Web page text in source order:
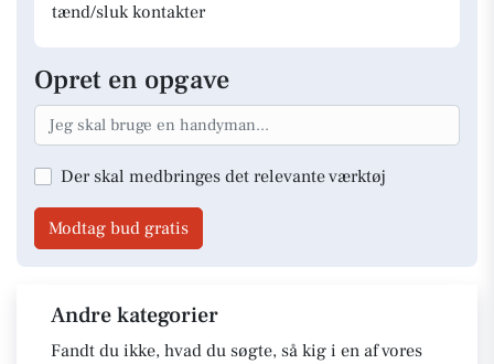
tænd/sluk kontakter
Opret en opgave
Der skal medbringes det relevante værktøj
Modtag bud gratis
Andre kategorier
Fandt du ikke, hvad du søgte, så kig i en af vores